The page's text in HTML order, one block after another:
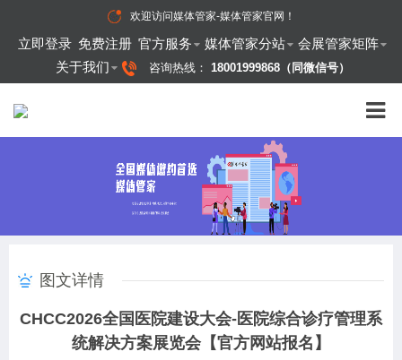
欢迎访问媒体管家-媒体管家官网 ！
立即登录 免费注册 官方服务 媒体管家分站
会展管家矩阵
关于我们
咨询热线： 18001999868（同微信号）
图文详情
CHCC2026全国医院建设大会-医院综合诊疗管理系
统解决方案展览会【官方网站报名】